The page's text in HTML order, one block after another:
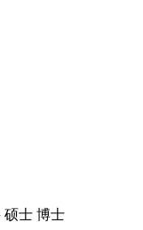
硕士 博士